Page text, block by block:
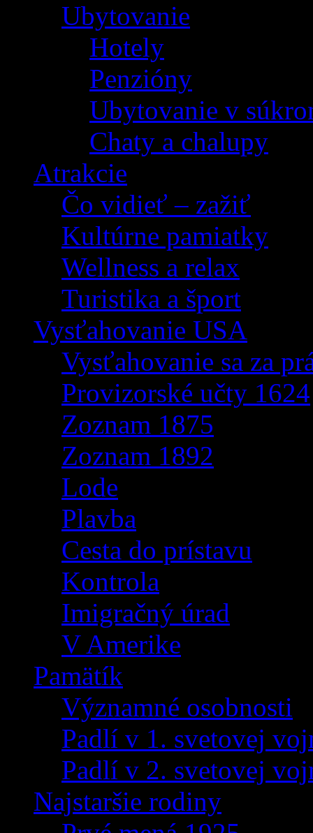
Ubytovanie
Hotely
Penzióny
Ubytovanie v
Chaty a chalupy
Atrakcie
Čo vidieť – zažiť
Kultúrne pamiatky
Wellness a relax
Turistika a šport
Vysťahovanie USA
Vysťahovanie sa za
Provizorské učty 1624
Zoznam 1875
Zoznam 1892
Lode
Plavba
Cesta do prístavu
Kontrola
Imigračný úrad
V Amerike
Pamätík
Významné osobnosti
Padlí v 1. svetovej
Padlí v 2. svetovej
Najstaršie rodiny